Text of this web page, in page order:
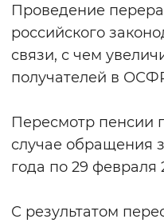
Проведение
российского
связи, с чем
получателей в
Пересмотр пенсии
случае обращения
года по 29 февраля
С результатом